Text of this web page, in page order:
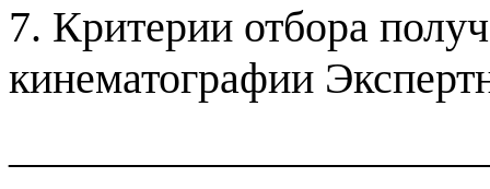
7. Критерии отбора
кинематографии